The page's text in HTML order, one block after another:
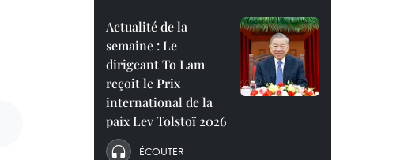
Actualité de la
semaine : Le
dirigeant To Lam
reçoit le Prix
international de la
paix Lev Tolstoï 2026
ÉCOUTER